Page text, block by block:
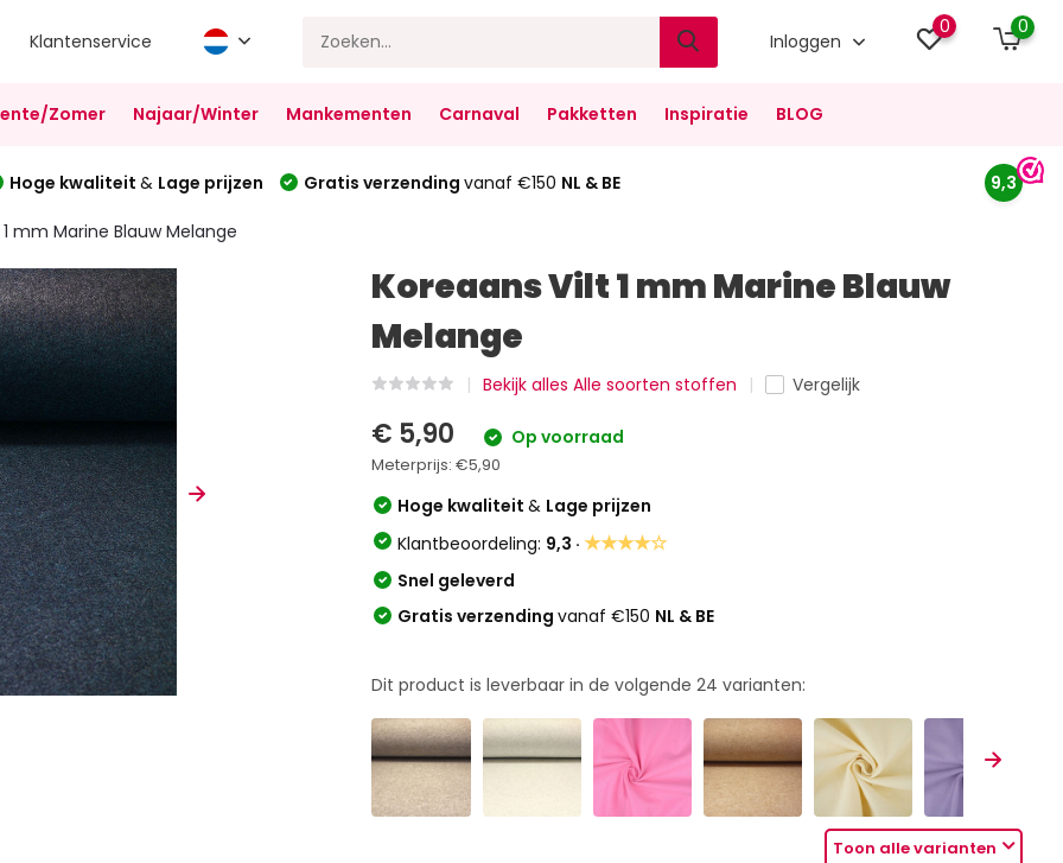
Klantenservice Inloggen
0 0
Zomer Najaar/Winter Mankementen Carnaval Pakketten Inspiratie BLOG
Hoge kwaliteit & Lage prijzen Gratis verzending vanaf €150 NL & BE 9,3
mm Marine Blauw Melange
Koreaans Vilt 1 mm Marine Blauw
Melange
Bekijk alles Alle soorten stoffen Vergelijk
€ 5,90 Op voorraad
Meterprijs:€5,90
Hoge kwaliteit& Lage prijzen
Klantbeoordeling: 9,3 ·★★★★☆
Snel geleverd
Gratis verzendingvanaf €150 NL & BE
Dit product is leverbaar in de volgende24 varianten:
Toon alle varianten